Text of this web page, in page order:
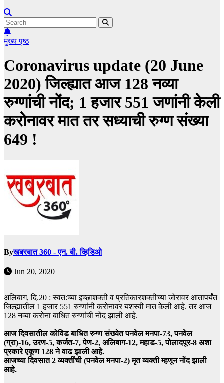
मुख्य पृष्ठ
Coronavirus update (20 June
2020) जिल्ह्यात आज 128 नव्या
रुग्णांची नोंद; 1 हजार 551 जणांनी केली
करोनावर मात तर सध्याची रुग्ण संख्या
649 !
Byखबरबात 360 - एन. बी. व्हिडिओ
Jun 20, 2020
अलिबाग, दि.20 : स्वत:च्या इच्छाशक्ती व प्रतिकारशक्तीच्या जोरावर आतापर्यंत
जिल्ह्यातील 1 हजार 551 रुग्णांनी करोनावर यशस्वी मात केली आहे. तर आज
128 नव्या करोना बाधित रुग्णांची नोंद झाली आहे.
आज दिवसातील कोविड बाधित रुग्ण संख्येत पनवेल मनपा-73, पनवेल
(ग्रा)-16, उरण-5, कर्जत-7, पेण-2, अलिबाग-12, महाड-5, पोलादपूर-8 अशा
प्रकारे एकूण 128 ने वाढ झाली आहे.
आजच्या दिवसात 2 व्यक्तींची (पनवेल मनपा-2) मृत व्यक्ती म्हणून नोंद झाली
आहे.